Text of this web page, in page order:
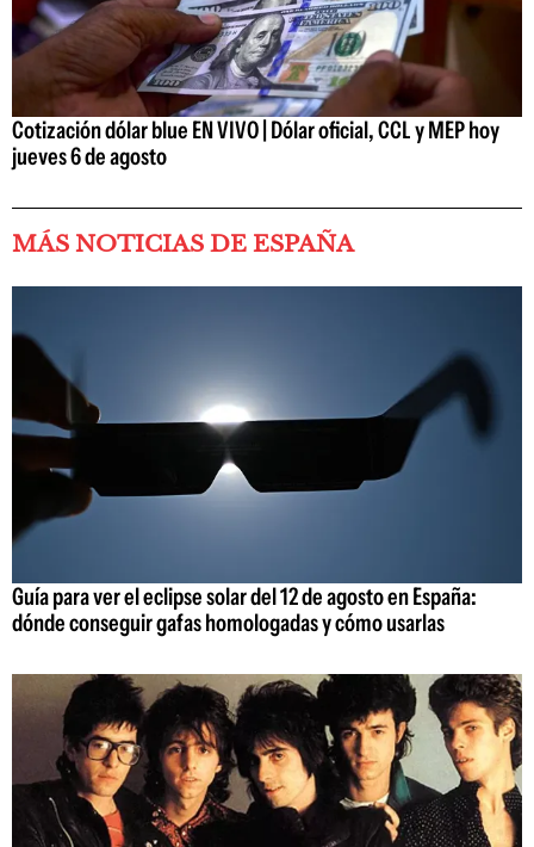
Cotización dólar blue EN VIVO | Dólar oficial, CCL y MEP hoy
jueves 6 de agosto
MÁS NOTICIAS DE ESPAÑA
Guía para ver el eclipse solar del 12 de agosto en España:
dónde conseguir gafas homologadas y cómo usarlas